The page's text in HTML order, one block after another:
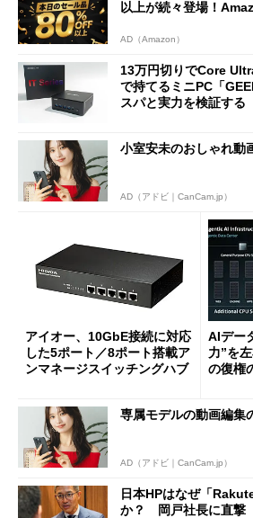
以上が続々登場！
AD（Amazon）
13万円切りでCore
で持てるミニPC「
スパと実力を検証する
小室安未のおしゃれ動
AD（アドビ｜CanCam.jp）
アイオー、10GbE接続に対応
した5ポート／8ポート搭載ア
ンマネージスイッチングハブ
AIデー
力”を
の復権
専属モデルの動画編
AD（アドビ｜CanCam.jp）
日本HPはなぜ「
か？ 岡戸社長に直撃